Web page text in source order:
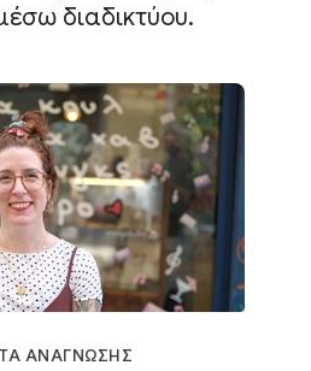
διαδικτύου.
ΑΝΑΓΝΩΣΗΣ